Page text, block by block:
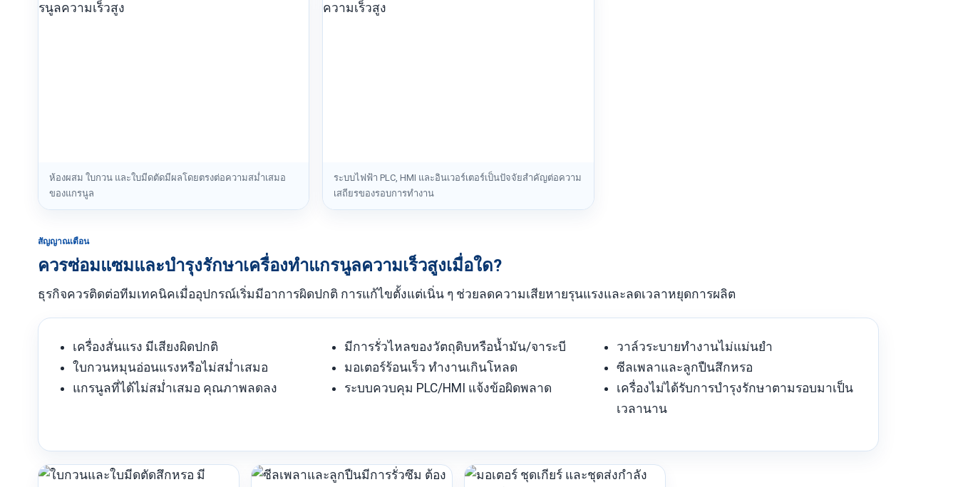
ห้องผสม ใบกวน และใบมีดตัดมีผลโดยตรงต่อความสม่ำเสมอ
ของแกรนูล
ระบบไฟฟ้า PLC, HMI และอินเวอร์เตอร์เป็นปัจจัยสำคัญต่อความ
เสถียรของรอบการทำงาน
สัญญาณเตือน
ควรซ่อมแซมและบำรุงรักษาเครื่องทำแกรนูลความเร็วสูงเมื่อใด?
ธุรกิจควรติดต่อทีมเทคนิคเมื่ออุปกรณ์เริ่มมีอาการผิดปกติ การแก้ไขตั้งแต่เนิ่น ๆ ช่วยลดความเสียหายรุนแรงและลดเวลาหยุดการผลิต
เครื่องสั่นแรง มีเสียงผิดปกติ
ใบกวนหมุนอ่อนแรงหรือไม่สม่ำเสมอ
แกรนูลที่ได้ไม่สม่ำเสมอ คุณภาพลดลง
มีการรั่วไหลของวัตถุดิบหรือน้ำมัน/จาระบี
มอเตอร์ร้อนเร็ว ทำงานเกินโหลด
ระบบควบคุม PLC/HMI แจ้งข้อผิดพลาด
วาล์วระบายทำงานไม่แม่นยำ
ซีลเพลาและลูกปืนสึกหรอ
เครื่องไม่ได้รับการบำรุงรักษาตามรอบมาเป็น
เวลานาน